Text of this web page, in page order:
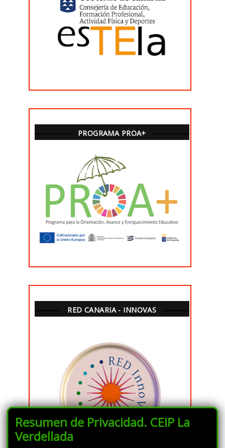
PROGRAMA PROA+
RED CANARIA - INNOVAS
Resumen de Privacidad. CEIP La
Verdellada